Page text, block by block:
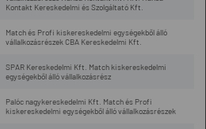
Kontakt Kereskedelmi és Szolgáltató Kft.
Match és Profi kiskereskedelmi egységekből álló
vállalkozásrészek CBA Kereskedelmi Kft.
SPAR Kereskedelmi Kft. Match kiskereskedelmi
egységekből álló vállalkozásrész
Palóc nagykereskedelmi Kft. Match és Profi
kiskereskedelmi egységekből álló vállalkozásrészek